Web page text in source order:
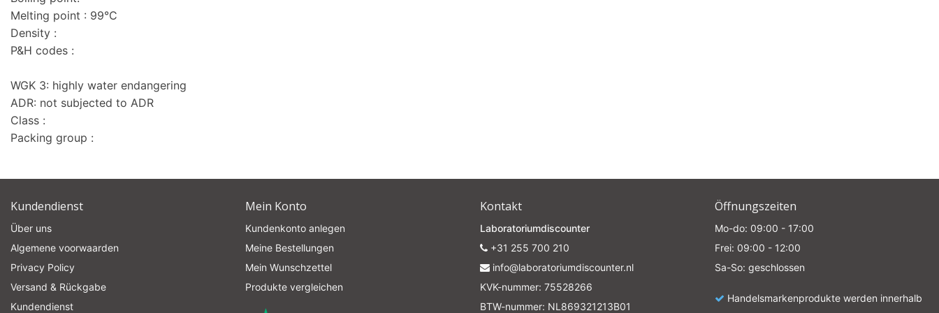
Melting point : 99°C
Density :
P&H codes :
WGK 3: highly water endangering
ADR: not subjected to ADR
Class :
Packing group :
Kundendienst
Über uns
Algemene voorwaarden
Privacy Policy
Versand & Rückgabe
Kundendienst
Mein Konto
Kundenkonto anlegen
Meine Bestellungen
Mein Wunschzettel
Produkte vergleichen
Kontakt
Laboratoriumdiscounter
+31 255 700 210
info@laboratoriumdiscounter.nl
KVK-nummer: 75528266
BTW-nummer: NL869321213B01
Öffnungszeiten
Mo-do: 09:00 - 17:00
Frei: 09:00 - 12:00
Sa-So: geschlossen
Handelsmarkenprodukte werden innerhalb